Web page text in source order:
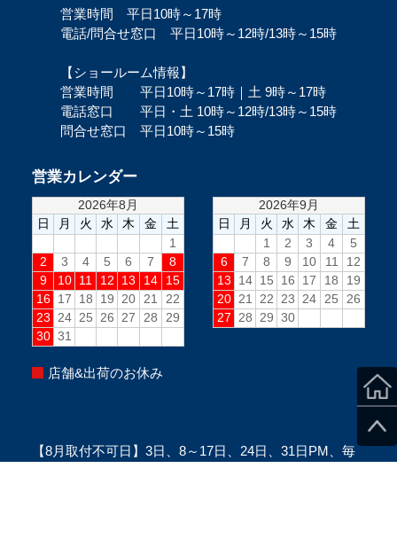
営業時間 平日10時～17時
電話/問合せ窓口 平日10時～12時/13時～15時
【ショールーム情報】
営業時間 平日10時～17時｜土 9時～17時
電話窓口 平日・土 10時～12時/13時～15時
問合せ窓口 平日10時～15時
営業カレンダー
店舗&出荷のお休み
【8月取付不可日】3日、8～17日、24日、31日PM、毎